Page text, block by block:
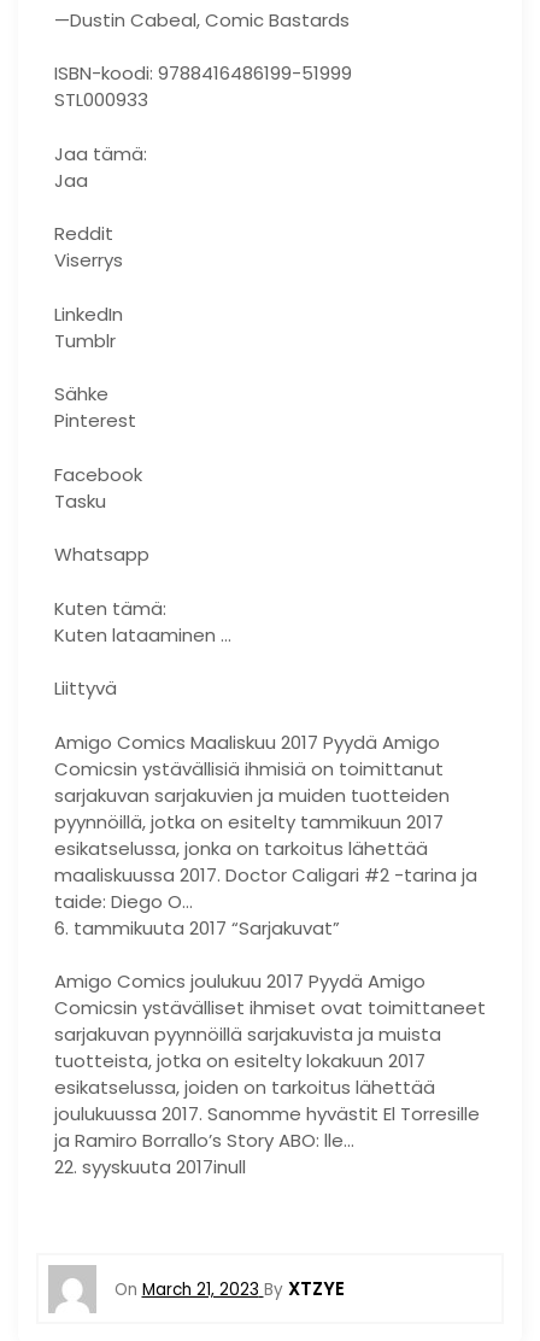
—Dustin Cabeal, Comic Bastards
ISBN-koodi: 9788416486199-51999
STL000933
Jaa tämä:
Jaa
Reddit
Viserrys
LinkedIn
Tumblr
Sähke
Pinterest
Facebook
Tasku
Whatsapp
Kuten tämä:
Kuten lataaminen …
Liittyvä
Amigo Comics Maaliskuu 2017 Pyydä Amigo
Comicsin ystävällisiä ihmisiä on toimittanut
sarjakuvan sarjakuvien ja muiden tuotteiden
pyynnöillä, jotka on esitelty tammikuun 2017
esikatselussa, jonka on tarkoitus lähettää
maaliskuussa 2017. Doctor Caligari #2 -tarina ja
taide: Diego O…
6. tammikuuta 2017 “Sarjakuvat”
Amigo Comics joulukuu 2017 Pyydä Amigo
Comicsin ystävälliset ihmiset ovat toimittaneet
sarjakuvan pyynnöillä sarjakuvista ja muista
tuotteista, jotka on esitelty lokakuun 2017
esikatselussa, joiden on tarkoitus lähettää
joulukuussa 2017. Sanomme hyvästit El Torresille
ja Ramiro Borrallo’s Story ABO: lle…
22. syyskuuta 2017inull
On March 21, 2023 By XTZYE